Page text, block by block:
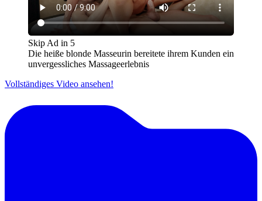
Skip Ad in 5
Die heiße blonde Masseurin bereitete ihrem Kunden ein
unvergessliches Massageerlebnis
Vollständiges Video ansehen!